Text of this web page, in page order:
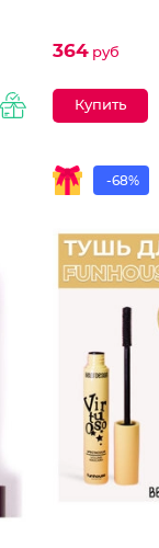
364руб
-68%